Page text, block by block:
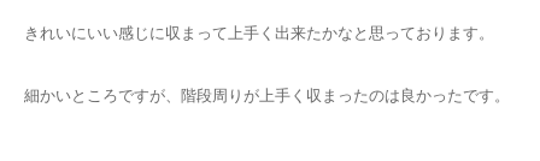
きれいにいい感じに収まって上手く出来たかなと思っております。
細かいところですが、階段周りが上手く収まったのは良かったです。